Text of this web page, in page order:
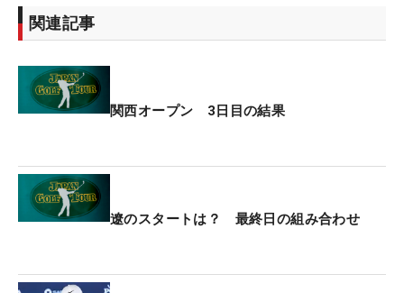
関連記事
関西オープン 3日目の結果
遼のスタートは？ 最終日の組み合わせ